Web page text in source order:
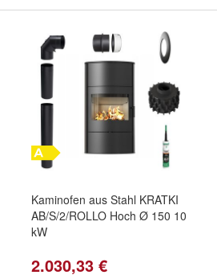
Kaminofen aus Stahl KRATKI
AB/S/2/ROLLO Hoch Ø 150 10
kW
2.030,33 €